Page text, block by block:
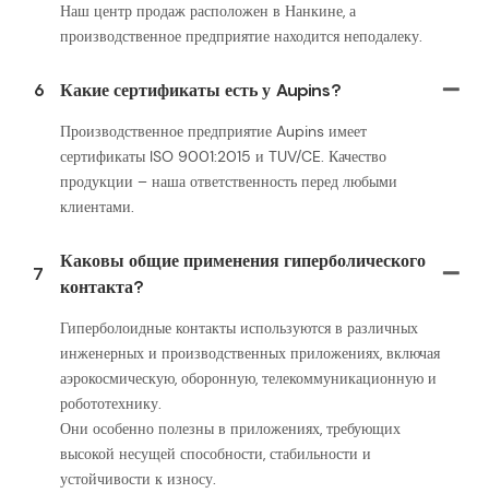
Наш центр продаж расположен в Нанкине, а
производственное предприятие находится неподалеку.
6 Какие сертификаты есть у Aupins?
Производственное предприятие Aupins имеет
сертификаты ISO 9001:2015 и TUV/CE. Качество
продукции – наша ответственность перед любыми
клиентами.
7
Каковы общие применения гиперболического
контакта?
Гиперболоидные контакты используются в различных
инженерных и производственных приложениях, включая
аэрокосмическую, оборонную, телекоммуникационную и
робототехнику.
Они особенно полезны в приложениях, требующих
высокой несущей способности, стабильности и
устойчивости к износу.